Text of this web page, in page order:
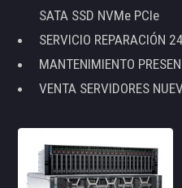
SATA SSD NVMe PCIe
SERVICIO REPARACIÓN
MANTENIMIENTO
VENTA SERVIDORES